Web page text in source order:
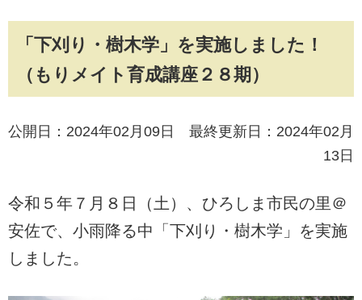
「下刈り・樹木学」を実施しました！
（もりメイト育成講座２８期）
公開日：2024年02月09日 最終更新日：2024年02月
13日
令和５年７月８日（土）、ひろしま市民の里＠
安佐で、小雨降る中「下刈り・樹木学」を実施
しました。